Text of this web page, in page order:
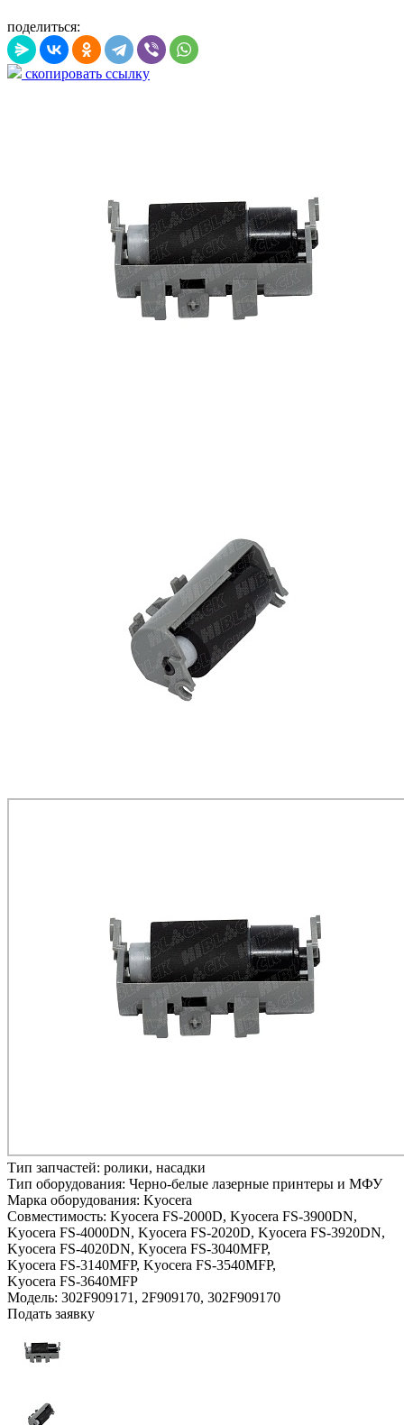
поделиться:
скопировать ссылку
Тип запчастей: ролики, насадки
Тип оборудования: Черно-белые лазерные принтеры и МФУ
Марка оборудования: Kyocera
Совместимость: Kyocera FS-2000D, Kyocera FS-3900DN,
Kyocera FS-4000DN, Kyocera FS-2020D, Kyocera FS-3920DN,
Kyocera FS-4020DN, Kyocera FS-3040MFP,
Kyocera FS-3140MFP, Kyocera FS-3540MFP,
Kyocera FS-3640MFP
Модель: 302F909171, 2F909170, 302F909170
Подать заявку